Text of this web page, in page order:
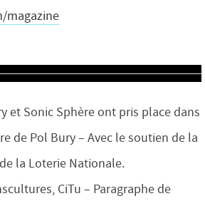
magazine
et Sonic Sphère ont pris place dans
de Pol Bury – Avec le soutien de la
la Loterie Nationale.
CiTu – Paragraphe de